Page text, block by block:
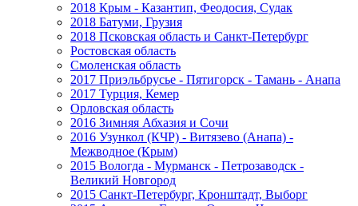
2018 Крым - Казантип, Феодосия, Судак
2018 Батуми, Грузия
2018 Псковская область и Санкт-Петербург
Ростовская область
Смоленская область
2017 Приэльбрусье - Пятигорск - Тамань - Анапа
2017 Турция, Кемер
Орловская область
2016 Зимняя Абхазия и Сочи
2016 Узункол (КЧР) - Витязево (Анапа) -
Межводное (Крым)
2015 Вологда - Мурманск - Петрозаводск -
Великий Новгород
2015 Санкт-Петербург, Кронштадт, Выборг